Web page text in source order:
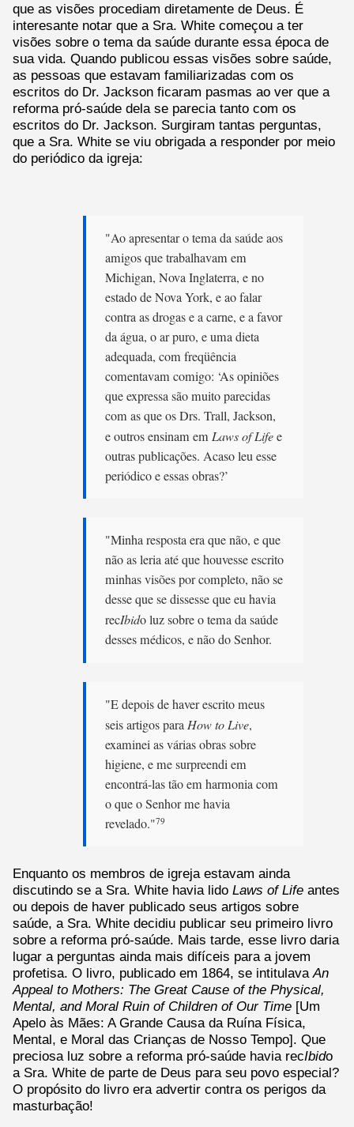
que as visões procediam diretamente de Deus. É
interesante notar que a Sra. White começou a ter
visões sobre o tema da saúde durante essa época de
sua vida. Quando publicou essas visões sobre saúde,
as pessoas que estavam familiarizadas com os
escritos do Dr. Jackson ficaram pasmas ao ver que a
reforma pró-saúde dela se parecia tanto com os
escritos do Dr. Jackson. Surgiram tantas perguntas,
que a Sra. White se viu obrigada a responder por meio
do periódico da igreja:
"Ao apresentar o tema da saúde aos
amigos que trabalhavam em
Michigan, Nova Inglaterra, e no
estado de Nova York, e ao falar
contra as drogas e a carne, e a favor
da água, o ar puro, e uma dieta
adequada, com freqüência
comentavam comigo: ‘As opiniões
que expressa são muito parecidas
com as que os Drs. Trall, Jackson,
e outros ensinam em Laws of Lifee
outras publicações. Acaso leu esse
periódico e essas obras?’
"Minha resposta era que não, e que
não as leria até que houvesse escrito
minhas visões por completo, não se
desse que se dissesse que eu havia
recIbido luz sobre o tema da saúde
desses médicos, e não do Senhor.
"E depois de haver escrito meus
seis artigos para How to Live,
examinei as várias obras sobre
higiene, e me surpreendi em
encontrá-las tão em harmonia com
o que o Senhor me havia
revelado."79
Enquanto os membros de igreja estavam ainda
discutindo se a Sra. White havia lido Laws of Life antes
ou depois de haver publicado seus artigos sobre
saúde, a Sra. White decidiu publicar seu primeiro livro
sobre a reforma pró-saúde. Mais tarde, esse livro daria
lugar a perguntas ainda mais difíceis para a jovem
profetisa. O livro, publicado em 1864, se intitulava An
Appeal to Mothers: The Great Cause of the Physical,
Mental, and Moral Ruin of Children of Our Time [Um
Apelo às Mães: A Grande Causa da Ruína Física,
Mental, e Moral das Crianças de Nosso Tempo]. Que
preciosa luz sobre a reforma pró-saúde havia recIbido
a Sra. White de parte de Deus para seu povo especial?
O propósito do livro era advertir contra os perigos da
masturbação!